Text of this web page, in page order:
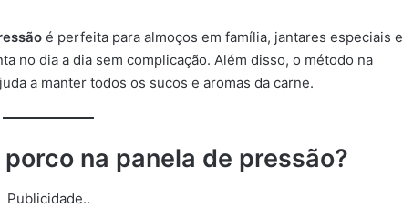
é perfeita para almoços em família, jantares especiais e
no dia a dia sem complicação. Além disso, o método na
a manter todos os sucos e aromas da carne.
na panela de pressão?
Publicidade..